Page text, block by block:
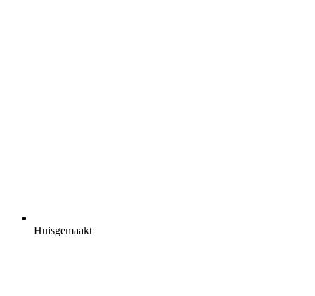
Huisgemaakt